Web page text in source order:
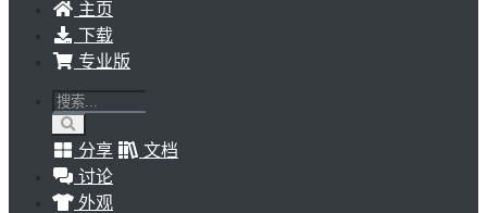
主页
下载
专业版
分享
文档
讨论
外观